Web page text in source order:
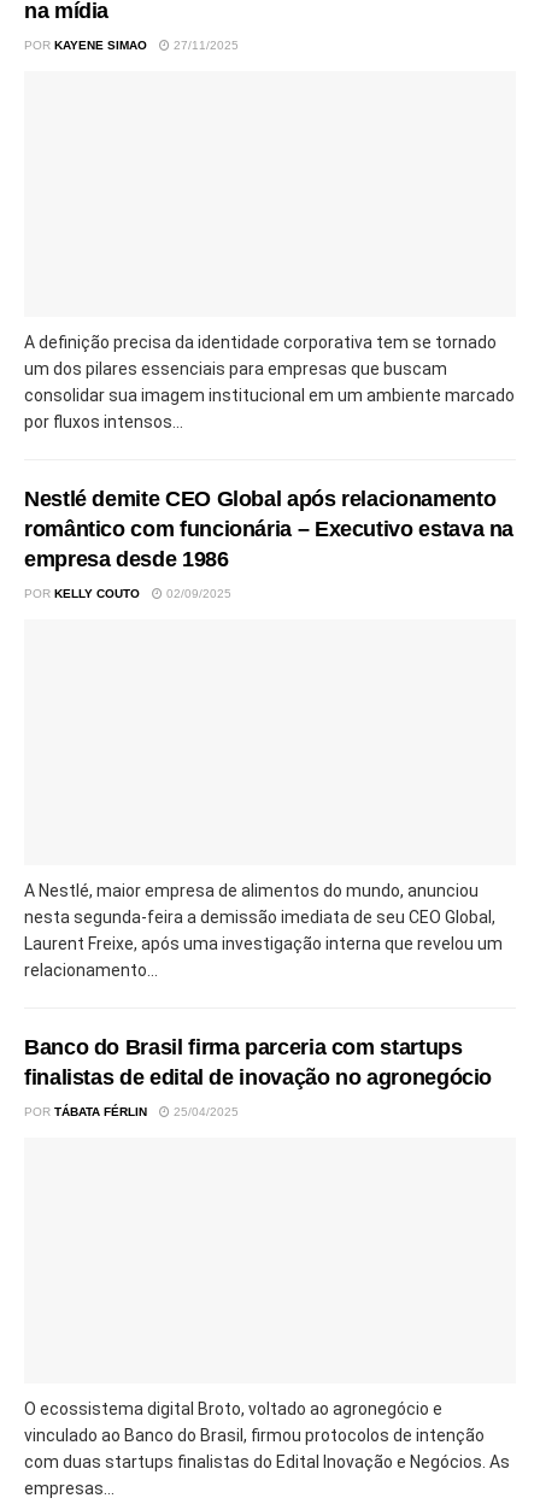
na mídia
POR KAYENE SIMAO 27/11/2025
A definição precisa da identidade corporativa tem se tornado
um dos pilares essenciais para empresas que buscam
consolidar sua imagem institucional em um ambiente marcado
por fluxos intensos...
Nestlé demite CEO Global após relacionamento
romântico com funcionária – Executivo estava na
empresa desde 1986
POR KELLY COUTO 02/09/2025
A Nestlé, maior empresa de alimentos do mundo, anunciou
nesta segunda-feira a demissão imediata de seu CEO Global,
Laurent Freixe, após uma investigação interna que revelou um
relacionamento...
Banco do Brasil firma parceria com startups
finalistas de edital de inovação no agronegócio
POR TÁBATA FÉRLIN 25/04/2025
O ecossistema digital Broto, voltado ao agronegócio e
vinculado ao Banco do Brasil, firmou protocolos de intenção
com duas startups finalistas do Edital Inovação e Negócios. As
empresas...